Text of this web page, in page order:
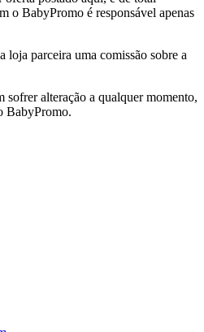
o BabyPromo é responsável apenas
loja parceira uma comissão sobre a
sofrer alteração a qualquer momento,
BabyPromo.